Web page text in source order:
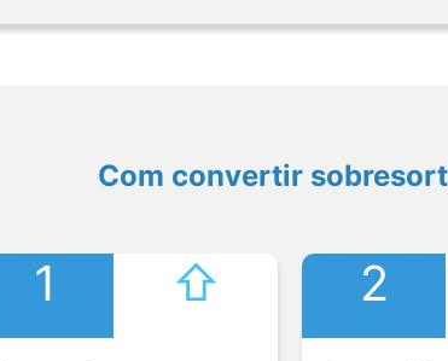
Com convertir
1 ⇧︎ 2